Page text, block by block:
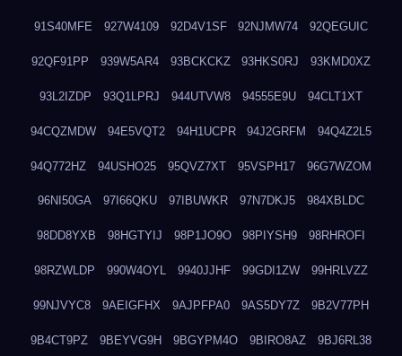
91S40MFE 927W4109 92D4V1SF 92NJMW74 92QEGUIC
92QF91PP 939W5AR4 93BCKCKZ 93HKS0RJ 93KMD0XZ
93L2IZDP 93Q1LPRJ 944UTVW8 94555E9U 94CLT1XT
94CQZMDW 94E5VQT2 94H1UCPR 94J2GRFM 94Q4Z2L5
94Q772HZ 94USHO25 95QVZ7XT 95VSPH17 96G7WZOM
96NI50GA 97I66QKU 97IBUWKR 97N7DKJ5 984XBLDC
98DD8YXB 98HGTYIJ 98P1JO9O 98PIYSH9 98RHROFI
98RZWLDP 990W4OYL 9940JJHF 99GDI1ZW 99HRLVZZ
99NJVYC8 9AEIGFHX 9AJPFPA0 9AS5DY7Z 9B2V77PH
9B4CT9PZ 9BEYVG9H 9BGYPM4O 9BIRO8AZ 9BJ6RL38